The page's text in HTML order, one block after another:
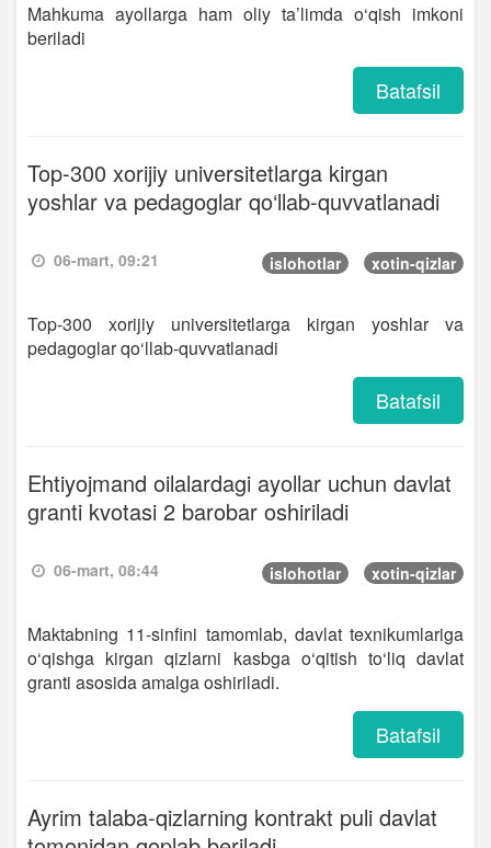
Mahkuma ayollarga ham oliy ta’limda o‘qish imkoni
beriladi
Batafsil
Top-300 xorijiy universitetlarga kirgan
yoshlar va pedagoglar qo‘llab-quvvatlanadi
06-mart, 09:21 islohotlar xotin-qizlar
Top-300 xorijiy universitetlarga kirgan yoshlar va
pedagoglar qo‘llab-quvvatlanadi
Batafsil
Ehtiyojmand oilalardagi ayollar uchun davlat
granti kvotasi 2 barobar oshiriladi
06-mart, 08:44 islohotlar xotin-qizlar
Maktabning 11-sinfini tamomlab, davlat texnikumlariga
o‘qishga kirgan qizlarni kasbga o‘qitish to‘liq davlat
granti asosida amalga oshiriladi.
Batafsil
Ayrim talaba-qizlarning kontrakt puli davlat